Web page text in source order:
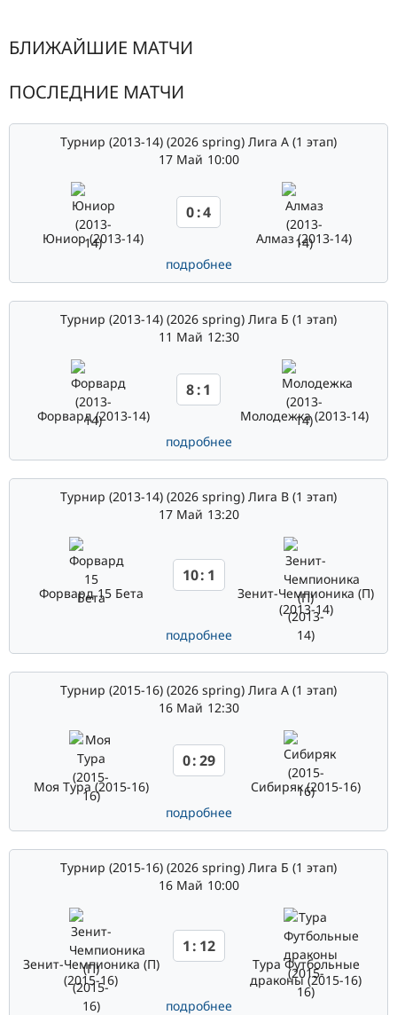
БЛИЖАЙШИЕ МАТЧИ
ПОСЛЕДНИЕ МАТЧИ
Турнир (2013-14) (2026 spring) Лига А (1 этап)
17 Май 10:00
Юниор (2013-14)
0:4
Алмаз (2013-14)
подробнее
Турнир (2013-14) (2026 spring) Лига Б (1 этап)
11 Май 12:30
Форвард (2013-14)
8:1
Молодежка (2013-14)
подробнее
Турнир (2013-14) (2026 spring) Лига В (1 этап)
17 Май 13:20
Форвард 15 Бета
10: 1
Зенит-Чемпионика (П)
(2013-14)
подробнее
Турнир (2015-16) (2026 spring) Лига А (1 этап)
16 Май 12:30
Моя Тура (2015-16)
0:29
Сибиряк (2015-16)
подробнее
Турнир (2015-16) (2026 spring) Лига Б (1 этап)
16 Май 10:00
Зенит-Чемпионика (П)
(2015-16)
1 : 12
Тура Футбольные
драконы (2015-16)
подробнее